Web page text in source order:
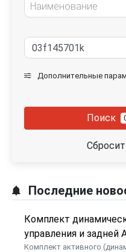
Наименование
Дополнительные
Поиск
Последние
Комплект
управления и задней
Комплект активного